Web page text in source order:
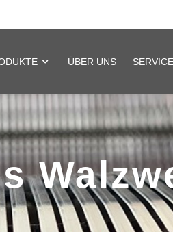
ÜBER UNS SERVICE